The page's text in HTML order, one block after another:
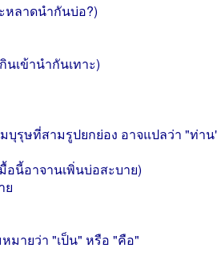
หลาดนำกันบ่อ?)
นเข้านำกันเทาะ)
บุรุษที่สามรูปยกย่อง อาจแปลว่า "ท่า
นี้อาจานเพิ่นบ่อสะบาย)
ย
มายว่า "เป็น" หรือ "คือ"